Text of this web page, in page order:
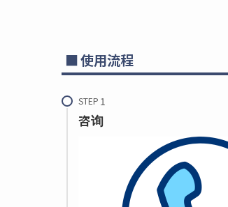
使用流程
STEP
咨询